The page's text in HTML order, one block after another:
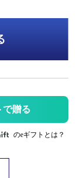
で贈る
のeギフトとは？